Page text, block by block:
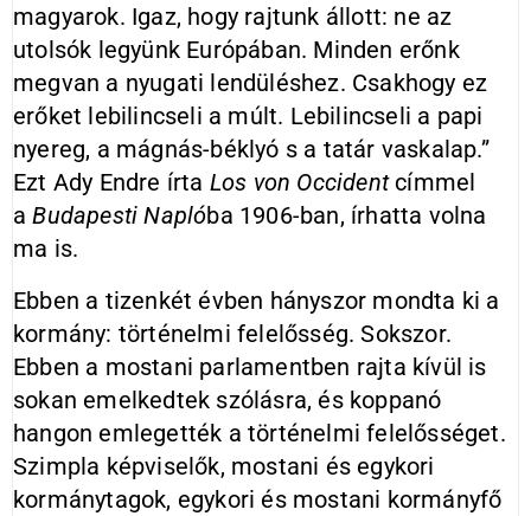
magyarok. Igaz, hogy rajtunk állott: ne az
utolsók legyünk Európában. Minden erőnk
megvan a nyugati lendüléshez. Csakhogy ez
erőket lebilincseli a múlt. Lebilincseli a papi
nyereg, a mágnás-béklyó s a tatár vaskalap.”
Ezt Ady Endre írta Los von Occidentcímmel
aBudapesti Naplóba 1906-ban, írhatta volna
ma is.
Ebben a tizenkét évben hányszor mondta ki a
kormány: történelmi felelősség. Sokszor.
Ebben a mostani parlamentben rajta kívül is
sokan emelkedtek szólásra, és koppanó
hangon emlegették a történelmi felelősséget.
Szimpla képviselők, mostani és egykori
kormánytagok, egykori és mostani kormányfő